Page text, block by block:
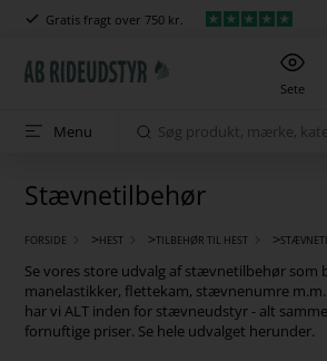
Gratis fragt over 750 kr.
Sete
Menu
Stævnetilbehør
FORSIDE >HEST >TILBEHØR TIL HEST >
Se vores store udvalg af stævnetilbehør som
manelastikker, flettekam, stævnenumre
har vi ALT inden for stævneudstyr - alt
fornuftige priser. Se hele udvalget herunder.